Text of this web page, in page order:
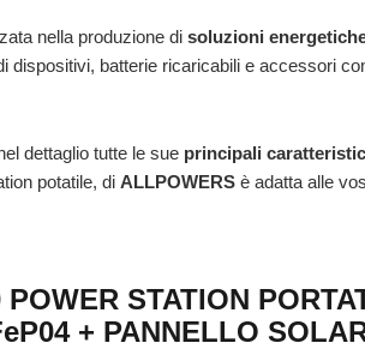
nella produzione di soluzioni
dispositivi, batterie ricaricabili e accessori
dettaglio tutte le sue principali
potatile, di ALLPOWERS è adatta alle
STATION
+ PANNELLO